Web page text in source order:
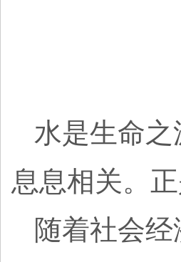
水是生命
息息相关。
随着社会